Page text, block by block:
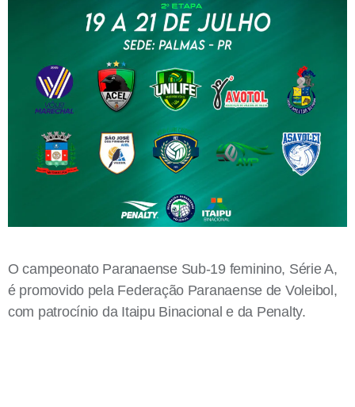
O campeonato Paranaense Sub-19 feminino, Série A,
é promovido pela Federação Paranaense de Voleibol,
com patrocínio da Itaipu Binacional e da Penalty.